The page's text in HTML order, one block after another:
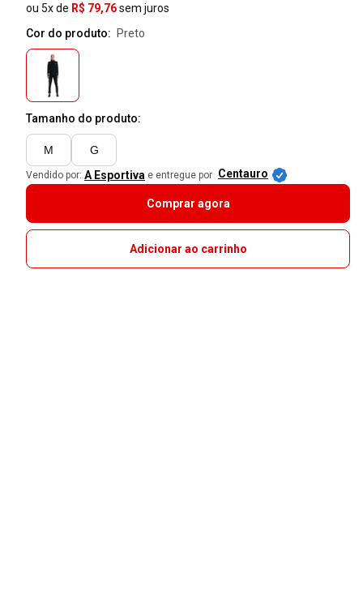
ou 5x de R$ 79,76sem juros
Cor do produto:
preto
Tamanho do produto:
M G
Vendido por: A Esportiva e entregue por Centauro
Comprar agora
Adicionar ao carrinho